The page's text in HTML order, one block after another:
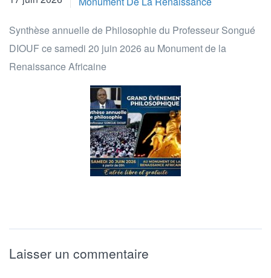
Synthèse annuelle de Philosophie du Professeur Songué
DIOUF ce samedi 20 juin 2026 au Monument de la
Renaissance Africaine
Laisser un commentaire